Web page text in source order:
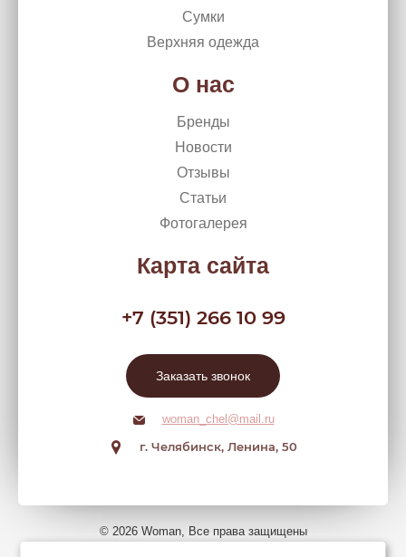
Сумки
Верхняя одежда
О нас
Бренды
Новости
Отзывы
Статьи
Фотогалерея
Карта сайта
+7 (351) 266 10 99
Заказать звонок
woman_chel@mail.ru
г. Челябинск, Ленина, 50
© 2026 Woman, Все права защищены